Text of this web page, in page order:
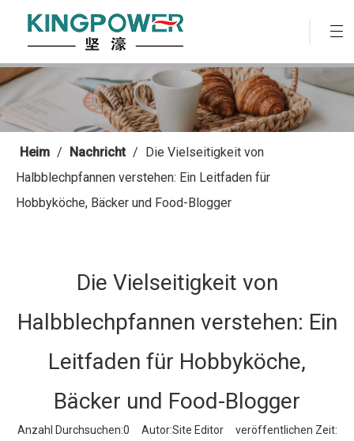
Heim / Nachricht / Die Vielseitigkeit von
Halbblechpfannen verstehen: Ein Leitfaden für
Hobbyköche, Bäcker und Food-Blogger
Die Vielseitigkeit von
Halbblechpfannen verstehen: Ein
Leitfaden für Hobbyköche,
Bäcker und Food-Blogger
Anzahl Durchsuchen:0 Autor:Site Editor veröffentlichen Zeit: